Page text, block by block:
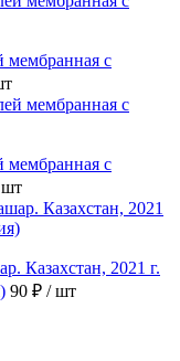
мембранная с
мембранная с
Казахстан, 2021 г.
90 ₽ / шт